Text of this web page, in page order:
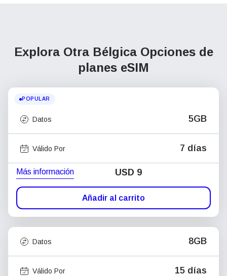
Explora Otra Bélgica Opciones de
planes eSIM
POPULAR
Datos 5GB
Válido Por 7 días
Más información USD 9
Añadir al carrito
Datos 8GB
Válido Por 15 días